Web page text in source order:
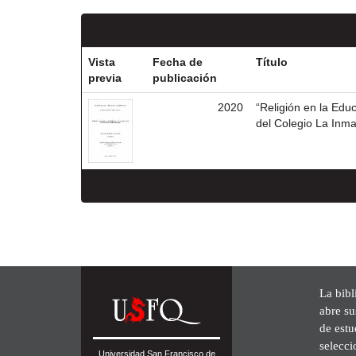
Vista
previa
Fecha de
publicación
Título
2020
“Religión en la
del Colegio La
Universidad San Francisco de
La
abre
de